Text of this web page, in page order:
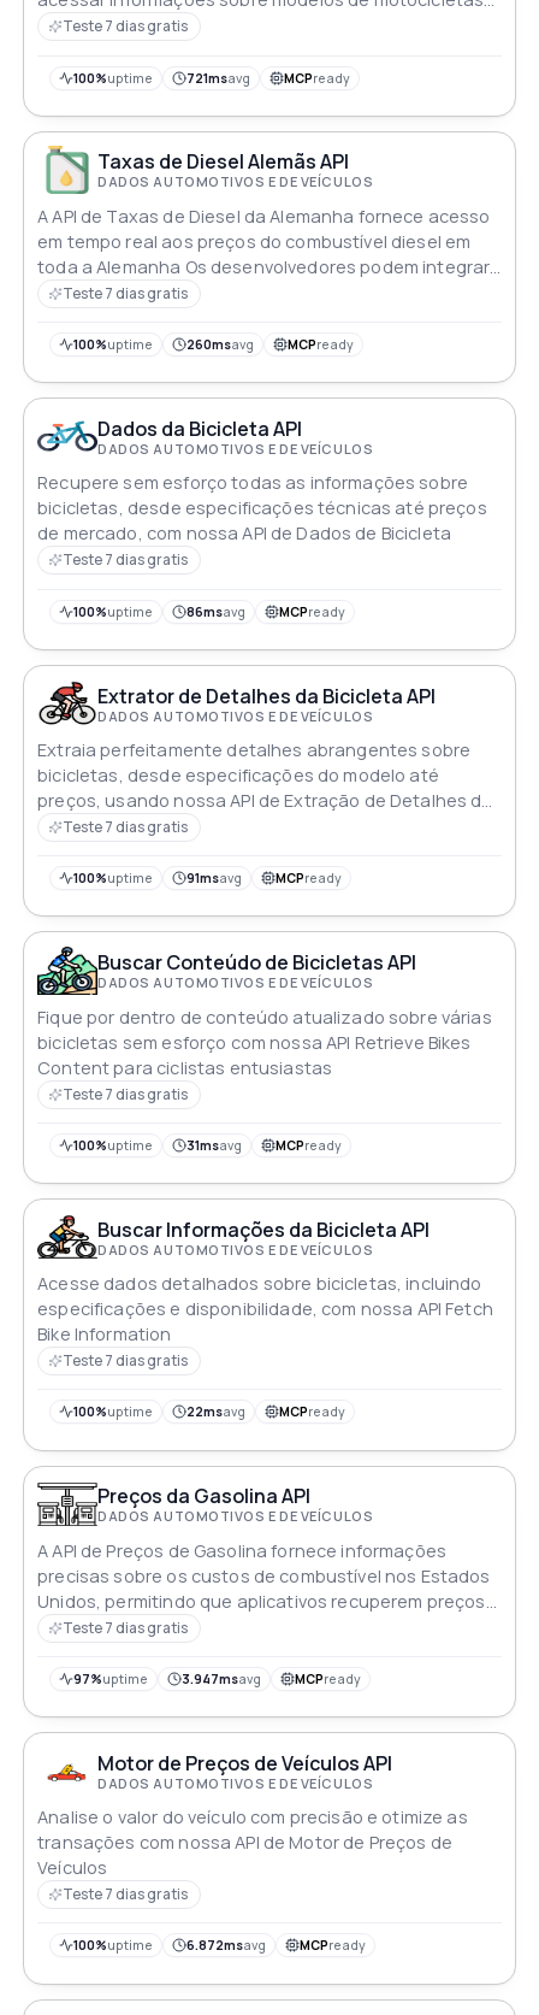
incluindo especificações e características Pode ser
de reparação e entusiastas para acessar rapidamente
Teste 7 dias gratis
100%uptime 721msavg MCPready
Taxas de Diesel Alemãs API
DADOS AUTOMOTIVOS E DE VEÍCULOS
A API de Taxas de Diesel da Alemanha fornece acesso
em tempo real aos preços do combustível diesel em
toda a Alemanha Os desenvolvedores podem integrar
esta API em suas aplicações oferecendo aos usuários
decisões informadas sobre consumo de combustível e
taxas de diesel flutuantes sem esforço com esta API
confiável e eficiente
Teste 7 dias gratis
100%uptime 260msavg MCPready
Dados da Bicicleta API
DADOS AUTOMOTIVOS E DE VEÍCULOS
Recupere sem esforço todas as informações sobre
bicicletas, desde especificações técnicas até preços
de mercado, com nossa API de Dados de Bicicleta
Teste 7 dias gratis
100%uptime 86msavg MCPready
Extrator de Detalhes da Bicicleta API
DADOS AUTOMOTIVOS E DE VEÍCULOS
Extraia perfeitamente detalhes abrangentes sobre
bicicletas, desde especificações do modelo até
preços, usando nossa API de Extração de Detalhes de
Bicicletas
Teste 7 dias gratis
100%uptime 91msavg MCPready
Buscar Conteúdo de Bicicletas API
DADOS AUTOMOTIVOS E DE VEÍCULOS
Fique por dentro de conteúdo atualizado sobre várias
bicicletas sem esforço com nossa API Retrieve Bikes
Content para ciclistas entusiastas
Teste 7 dias gratis
100%uptime 31msavg MCPready
Buscar Informações da Bicicleta API
DADOS AUTOMOTIVOS E DE VEÍCULOS
Acesse dados detalhados sobre bicicletas, incluindo
especificações e disponibilidade, com nossa API Fetch
Bike Information
Teste 7 dias gratis
100%uptime 22msavg MCPready
Preços da Gasolina API
DADOS AUTOMOTIVOS E DE VEÍCULOS
A API de Preços de Gasolina fornece informações
precisas sobre os custos de combustível nos Estados
Unidos, permitindo que aplicativos recuperem preços
atuais, tendências e detalhes específicos de
Teste 7 dias gratis
97%uptime 3.947msavg MCPready
Motor de Preços de Veículos API
DADOS AUTOMOTIVOS E DE VEÍCULOS
Analise o valor do veículo com precisão e otimize as
transações com nossa API de Motor de Preços de
Veículos
Teste 7 dias gratis
100%uptime 6.872msavg MCPready